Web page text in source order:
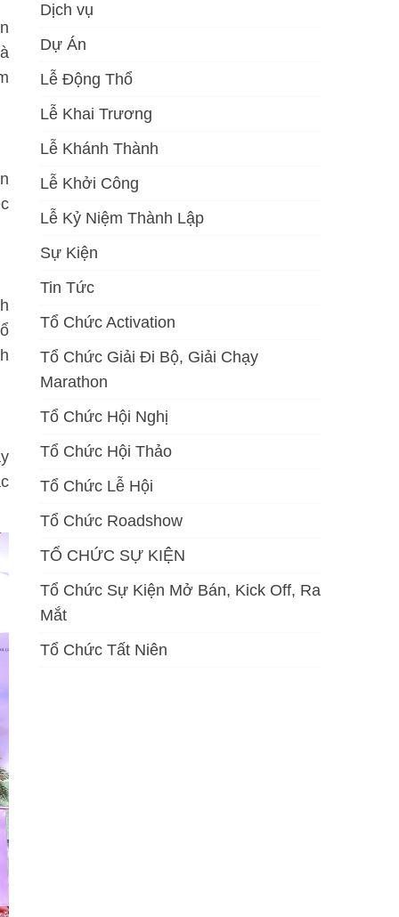
Dịch vụ
Dự Án
Lễ Động Thổ
Lễ Khai Trương
Lễ Khánh Thành
Lễ Khởi Công
Lễ Kỷ Niệm Thành Lập
Sự Kiện
Tin Tức
Tổ Chức Activation
Tổ Chức Giải Đi Bộ, Giải Chạy
Marathon
Tổ Chức Hội Nghị
Tổ Chức Hội Thảo
Tổ Chức Lễ Hội
Tổ Chức Roadshow
TỔ CHỨC SỰ KIỆN
Tổ Chức Sự Kiện Mở Bán, Kick Off, Ra
Mắt
Tổ Chức Tất Niên